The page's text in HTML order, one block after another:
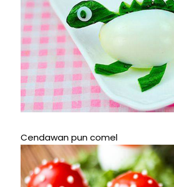
Cendawan pun comel